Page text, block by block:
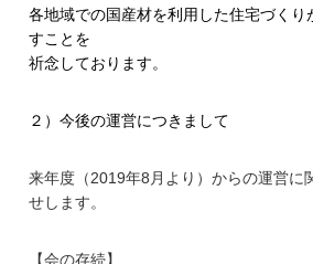
各地域での国産材を利用した住宅づくり
すことを
祈念しております。
２）今後の運営につきまして
来年度（2019年8月より）からの運営に
せします。
【会の存続】